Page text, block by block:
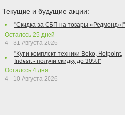
Текущие и будущие акции:
"Скидка за СБП на товары «Редмонд»!"
Осталось 25 дней
4 - 31 Августа 2026
"Купи комплект техники Beko, Hotpoint,
Indesit - получи скидку до 30%!"
Осталось 4 дня
4 - 10 Августа 2026